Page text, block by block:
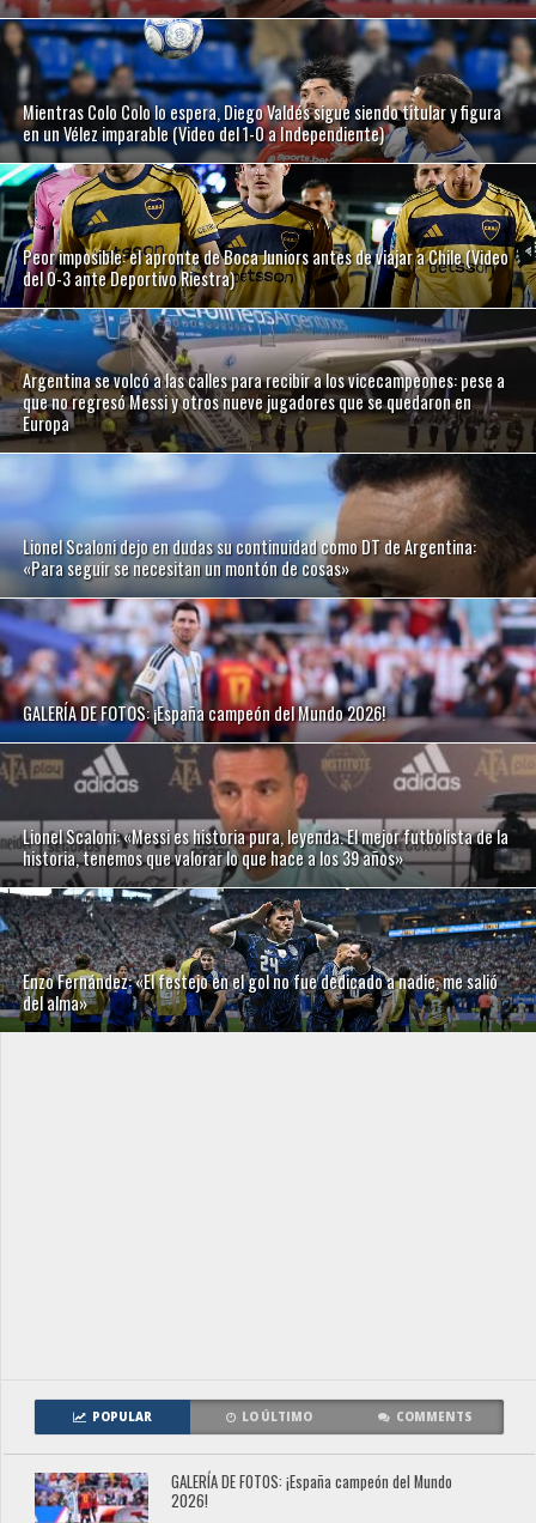
Mientras Colo Colo lo espera, Diego Valdés sigue siendo titular y figura
en un Vélez imparable (Video del 1-0 a Independiente)
Peor imposible: el apronte de Boca Juniors antes de viajar a Chile (Video
del 0-3 ante Deportivo Riestra)
Argentina se volcó a las calles para recibir a los vicecampeones: pese a
que no regresó Messi y otros nueve jugadores que se quedaron en
Europa
Lionel Scaloni dejo en dudas su continuidad como DT de Argentina:
«Para seguir se necesitan un montón de cosas»
GALERÍA DE FOTOS: ¡España campeón del Mundo 2026!
Lionel Scaloni: «Messi es historia pura, leyenda. El mejor futbolista de la
historia, tenemos que valorar lo que hace a los 39 años»
Enzo Fernández: «El festejo en el gol no fue dedicado a nadie, me salió
del alma»
POPULAR LO ÚLTIMO COMMENTS
GALERÍA DE FOTOS: ¡España campeón del Mundo
2026!